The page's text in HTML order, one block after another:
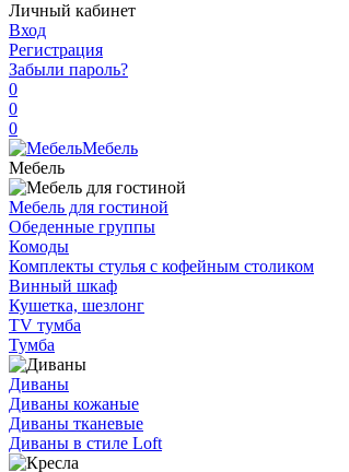
Личный кабинет
Вход
Регистрация
Забыли пароль?
0
0
0
Мебель
Мебель
Мебель для гостиной
Обеденные группы
Комоды
Комплекты стулья с кофейным столиком
Винный шкаф
Кушетка, шезлонг
TV тумба
Тумба
Диваны
Диваны кожаные
Диваны тканевые
Диваны в стиле Loft